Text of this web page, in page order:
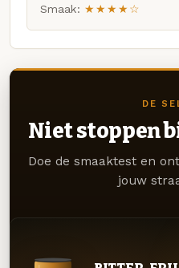
Smaak: ★★★★☆
DE
Niet stoppen
Doe de smaaktest en
jouw